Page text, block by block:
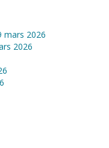
mars 2026
2026